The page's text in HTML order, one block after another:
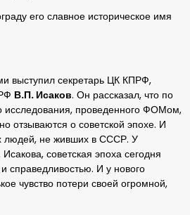
его славное историческое имя
выступил секретарь ЦК КПРФ,
В.П. Исаков. Он рассказал, что по
исследования, проведенного ФОМом,
отзываются о советской эпохе. И
людей, не живших в СССР. У
советская эпоха сегодня
справедливостью. И у нового
чувство потери своей огромной,